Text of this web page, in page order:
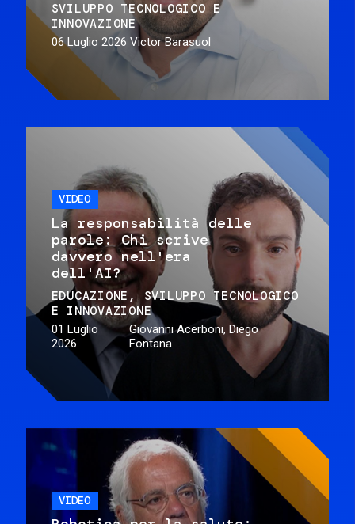
SVILUPPO TECNOLOGICO E
INNOVAZIONE
06 Luglio 2026 Victor Barasuol
VIDEO
La responsabilità delle
parole: Chi scrive
davvero nell'era
dell'AI?
EDUCAZIONE
SVILUPPO TECNOLOGICO
E INNOVAZIONE
01 Luglio
2026
Giovanni Acerboni, Diego
Fontana
VIDEO